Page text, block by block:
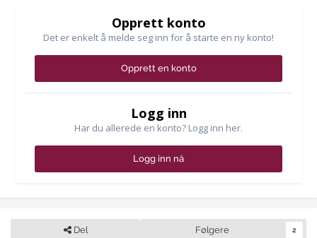
Opprett konto
Det er enkelt å melde seg inn for å starte en ny konto!
Opprett en konto
Logg inn
Har du allerede en konto? Logg inn her.
Logg inn nå
Del Følgere 2